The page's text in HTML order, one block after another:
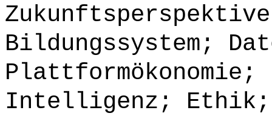
Bildungssystem;
Intelligenz;